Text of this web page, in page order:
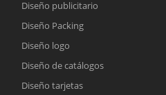
Diseño publicitario
Diseño Packing
Diseño logo
Diseño de catálogos
Diseño tarjetas